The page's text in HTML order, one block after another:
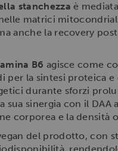
stanchezza è
matrici
anche la recovery
B6 agisce come
per la sintesi proteica
durante sforzi
sua sinergia con il
corporea e la densità
del prodotto, con